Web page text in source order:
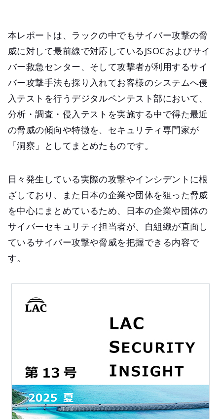
本レポートは、ラックの中でもサイバー攻撃の脅
威に対して最前線で対応しているJSOCおよびサイ
バー救急センター、そして攻撃者が利用するサイ
バー攻撃手法も採り入れてお客様のシステムへ侵
入テストを行うデジタルペンテスト部において、
分析・調査・侵入テストを実施する中で得た最近
の脅威の傾向や特徴を、セキュリティ専門家が
「洞察」としてまとめたものです。
日々発生している実際の攻撃やインシデントに根
ざしており、また日本の企業や団体を狙った脅威
を中心にまとめているため、日本の企業や団体の
サイバーセキュリティ担当者が、自組織が直面し
ているサイバー攻撃や脅威を把握できる内容で
す。